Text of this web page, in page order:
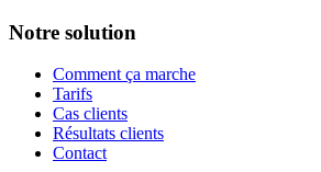
Notre solution
Comment ça marche
Tarifs
Cas clients
Résultats clients
Contact